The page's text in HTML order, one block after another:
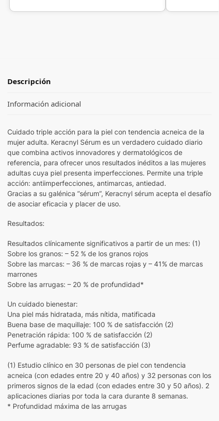
Descripción
Información adicional
Cuidado triple acción para la piel con tendencia acneica de la
mujer adulta. Keracnyl Sérum es un verdadero cuidado diario
que combina activos innovadores y dermatológicos de
referencia, para ofrecer unos resultados inéditos a las mujeres
adultas cuya piel presenta imperfecciones. Permite una triple
acción: antiimperfecciones, antimarcas, antiedad.
Gracias a su galénica “sérum”, Keracnyl sérum acepta el desafío
de asociar eficacia y placer de uso.
Resultados:
Resultados clínicamente significativos a partir de un mes: (1)
Sobre los granos: – 52 % de los granos rojos
Sobre las marcas: – 36 % de marcas rojas y – 41% de marcas
marrones
Sobre las arrugas: – 20 % de profundidad*
Un cuidado bienestar:
Una piel más hidratada, más nítida, matificada
Buena base de maquillaje: 100 % de satisfacción (2)
Penetración rápida: 100 % de satisfacción (2)
Perfume agradable: 93 % de satisfacción (3)
(1) Estudio clínico en 30 personas de piel con tendencia
acneica (con edades entre 20 y 40 años) y 32 personas con los
primeros signos de la edad (con edades entre 30 y 50 años). 2
aplicaciones diarias por toda la cara durante 8 semanas.
* Profundidad máxima de las arrugas